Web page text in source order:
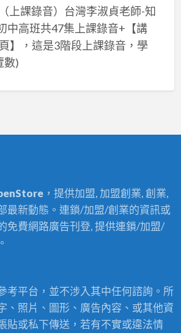
上課錄音）台灣李淑貞老師-知
中高班共47集上課錄音+【講
】，這是3階段上課錄音，學
數)
，提供加盟, 加盟創業, 創業,
最新動態。連鎖/加盟/創業的資訊或
免費網路廣告刊登, 提供連鎖/加盟/
考平台，並不涉入其中任何諮詢。所
、照片、圖形、廣告內容、或其他資
貼或私下傳送，若有不實或違法情